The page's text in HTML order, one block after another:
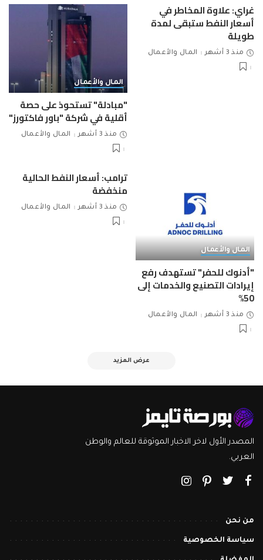
غراي: علاوة المخاطر في
أسعار النفط ستبقى لمدة
طويلة
منذ 3 أشهر المال والأعمال
المال والأعمال
"مبادلة" تستحوذ على حصة
أقلية في شركة "باور فاكتورز"
منذ 3 أشهر المال والأعمال
المال والأعمال
"أدنوك للحفر" تستهدف رفع
إيرادات التصنيع والخدمات إلى
50%
منذ 3 أشهر المال والأعمال
ترامب: أسعار النفط الحالية
منخفضة
منذ 3 أشهر المال والأعمال
عرض المزيد
المصدر الأول لاخر الاخبار الموثوقة للعالم والوطن
العربي.
من نحن
سياسة الخصوصية